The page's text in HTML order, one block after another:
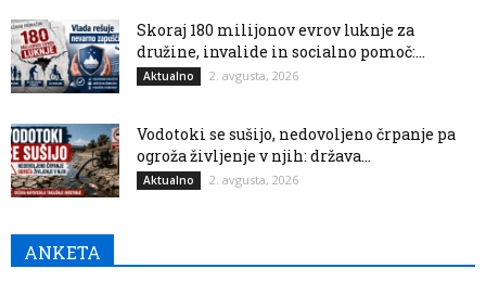
Skoraj 180 milijonov evrov luknje za
družine, invalide in socialno pomoč:...
Aktualno 2. avgusta, 2026
Vodotoki se sušijo, nedovoljeno črpanje pa
ogroža življenje v njih: država...
Aktualno 2. avgusta, 2026
ANKETA